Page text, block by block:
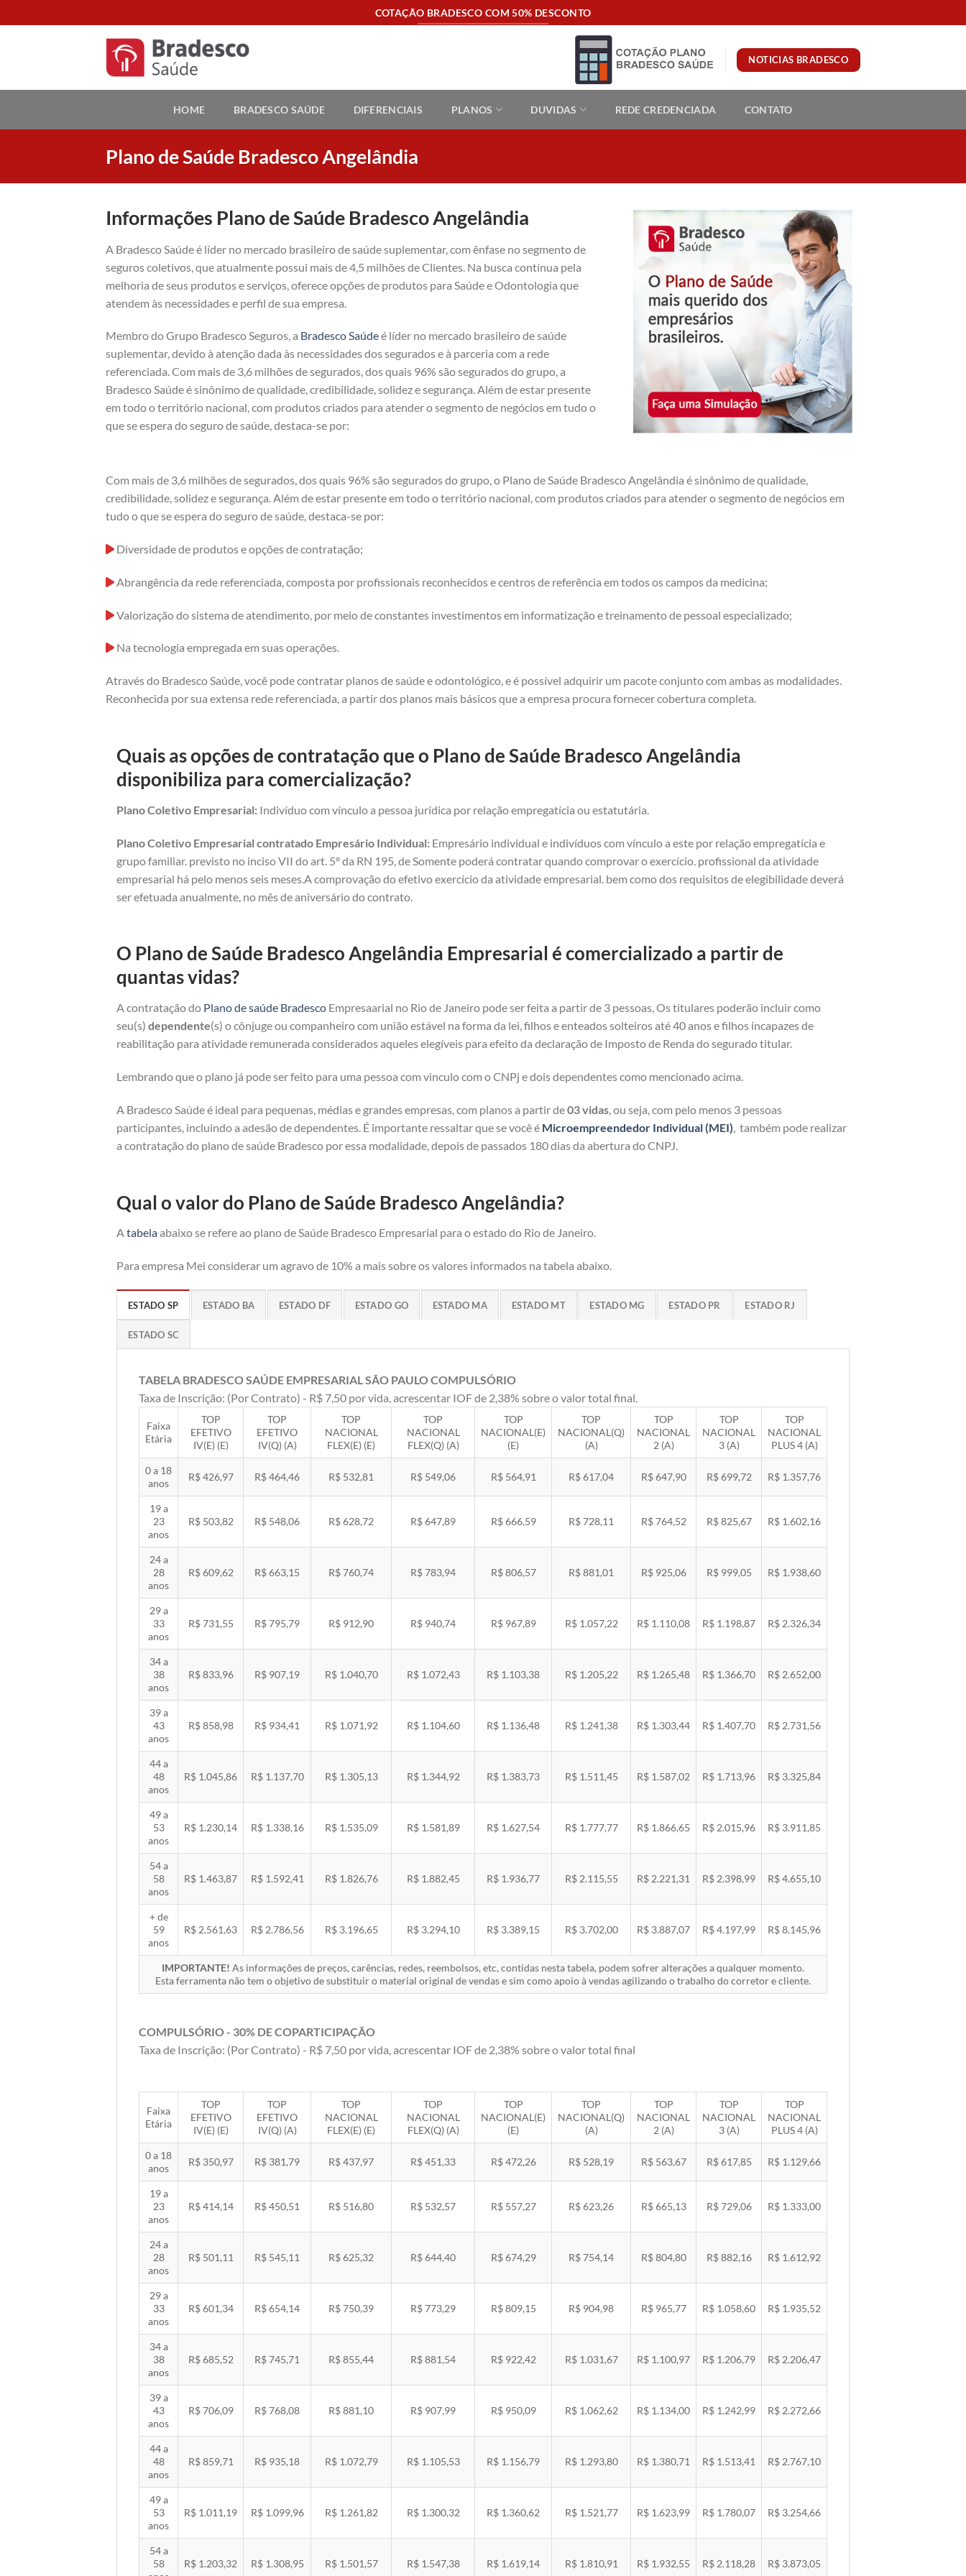
to
COTAÇÃO BRADESCO COM 50% DESCONTO
NOTICIAS BRADESCO
HOME BRADESCO SAÚDE DIFERENCIAIS PLANOS DUVIDAS REDE CREDENCIADA CONTATO
Plano de Saúde Bradesco Angelândia
Informações Plano de Saúde Bradesco Angelândia
A Bradesco Saúde é líder no mercado brasileiro de saúde suplementar, com ênfase no segmento de
seguros coletivos, que atualmente possui mais de 4,5 milhões de Clientes. Na busca contínua pela
melhoria de seus produtos e serviços, oferece opções de produtos para Saúde e Odontologia que
atendem às necessidades e perfil de sua empresa.
Membro do Grupo Bradesco Seguros, a Bradesco Saúdeé líder no mercado brasileiro de saúde
suplementar, devido à atenção dada às necessidades dos segurados e à parceria com a rede
referenciada. Com mais de 3,6 milhões de segurados, dos quais 96% são segurados do grupo, a
Bradesco Saúde é sinônimo de qualidade, credibilidade, solidez e segurança. Além de estar presente
em todo o território nacional, com produtos criados para atender o segmento de negócios em tudo o
que se espera do seguro de saúde, destaca-se por:
Com mais de 3,6 milhões de segurados, dos quais 96% são segurados do grupo, o Plano de Saúde Bradesco Angelândia é sinônimo de qualidade,
credibilidade, solidez e segurança. Além de estar presente em todo o território nacional, com produtos criados para atender o segmento de negócios em
tudo o que se espera do seguro de saúde, destaca-se por:
Diversidade de produtos e opções de contratação;
Abrangência da rede referenciada, composta por profissionais reconhecidos e centros de referência em todos os campos da medicina;
Valorização do sistema de atendimento, por meio de constantes investimentos em informatização e treinamento de pessoal especializado;
Na tecnologia empregada em suas operações.
Através do Bradesco Saúde, você pode contratar planos de saúde e odontológico, e é possível adquirir um pacote conjunto com ambas as modalidades.
Reconhecida por sua extensa rede referenciada, a partir dos planos mais básicos que a empresa procura fornecer cobertura completa.
Quais as opções de contratação que o Plano de Saúde Bradesco Angelândia
disponibiliza para comercialização?
Plano Coletivo Empresarial: Indivíduo com vínculo a pessoa jurídica por relação empregatícia ou estatutária.
Plano Coletivo Empresarial contratado Empresário Individual: Empresário individual e indivíduos com vínculo a este por relação empregatícia e
grupo familiar. previsto no inciso VII do art. 5º da RN 195, de Somente poderá contratar quando comprovar o exercício. profissional da atividade
empresarial há pelo menos seis meses.A comprovação do efetivo exercício da atividade empresarial. bem como dos requisitos de elegibilidade deverá
ser efetuada anualmente, no mês de aniversário do contrato.
O Plano de Saúde Bradesco Angelândia Empresarial é comercializado a partir de
quantas vidas?
A contratação do Plano de saúde Bradesco Empresaarial no Rio de Janeiro pode ser feita a partir de 3 pessoas, Os titulares poderão incluir como
seu(s) dependente(s) o cônjuge ou companheiro com união estável na forma da lei, filhos e enteados solteiros até 40 anos e filhos incapazes de
reabilitação para atividade remunerada considerados aqueles elegíveis para efeito da declaração de Imposto de Renda do segurado titular.
Lembrando que o plano já pode ser feito para uma pessoa com vinculo com o CNPj e dois dependentes como mencionado acima.
A Bradesco Saúde é ideal para pequenas, médias e grandes empresas, com planos a partir de03 vidas , ou seja, com pelo menos 3 pessoas
participantes, incluindo a adesão de dependentes. É importante ressaltar que se você é Microempreendedor Individual (MEI) , também pode realizar
a contratação do plano de saúde Bradesco por essa modalidade, depois de passados 180 dias da abertura do CNPJ.
Qual o valor do Plano de Saúde Bradesco Angelândia?
Atabelaabaixo se refere ao plano de Saúde Bradesco Empresarial para o estado do Rio de Janeiro.
Para empresa Mei considerar um agravo de 10% a mais sobre os valores informados na tabela abaixo.
ESTADO SP ESTADO BA ESTADO DF ESTADO GO ESTADO MA ESTADO MT ESTADO MG ESTADO PR ESTADO RJ
ESTADO SC
TABELA BRADESCO SAÚDE EMPRESARIAL SÃO PAULO COMPULSÓRIO
Taxa de Inscrição: (Por Contrato) - R$ 7,50 por vida, acrescentar IOF de 2,38% sobre o valor total final.
Faixa
Etária
TOP
EFETIVO
IV(E) (E)
TOP
EFETIVO
IV(Q) (A)
TOP
NACIONAL
FLEX(E) (E)
TOP
NACIONAL
FLEX(Q) (A)
TOP
NACIONAL(E)
(E)
TOP
NACIONAL(Q)
(A)
TOP
NACIONAL
2 (A)
TOP
NACIONAL
3 (A)
TOP
NACIONAL
PLUS 4 (A)
0 a 18
anos
R$ 426,97 R$ 464,46 R$ 532,81 R$ 549,06 R$ 564,91 R$ 617,04 R$ 647,90 R$ 699,72 R$ 1.357,76
19 a
23
anos
R$ 503,82 R$ 548,06 R$ 628,72 R$ 647,89 R$ 666,59 R$ 728,11 R$ 764,52 R$ 825,67 R$ 1.602,16
24 a
28
anos
R$ 609,62 R$ 663,15 R$ 760,74 R$ 783,94 R$ 806,57 R$ 881,01 R$ 925,06 R$ 999,05 R$ 1.938,60
29 a
33
anos
R$ 731,55 R$ 795,79 R$ 912,90 R$ 940,74 R$ 967,89 R$ 1.057,22 R$ 1.110,08 R$ 1.198,87 R$ 2.326,34
34 a
38
anos
R$ 833,96 R$ 907,19 R$ 1.040,70 R$ 1.072,43 R$ 1.103,38 R$ 1.205,22 R$ 1.265,48 R$ 1.366,70 R$ 2.652,00
39 a
43
anos
R$ 858,98 R$ 934,41 R$ 1.071,92 R$ 1.104,60 R$ 1.136,48 R$ 1.241,38 R$ 1.303,44 R$ 1.407,70 R$ 2.731,56
44 a
48
anos
R$ 1.045,86 R$ 1.137,70 R$ 1.305,13 R$ 1.344,92 R$ 1.383,73 R$ 1.511,45 R$ 1.587,02 R$ 1.713,96 R$ 3.325,84
49 a
53
anos
R$ 1.230,14 R$ 1.338,16 R$ 1.535,09 R$ 1.581,89 R$ 1.627,54 R$ 1.777,77 R$ 1.866,65 R$ 2.015,96 R$ 3.911,85
54 a
58
anos
R$ 1.463,87 R$ 1.592,41 R$ 1.826,76 R$ 1.882,45 R$ 1.936,77 R$ 2.115,55 R$ 2.221,31 R$ 2.398,99 R$ 4.655,10
+ de
59
anos
R$ 2.561,63 R$ 2.786,56 R$ 3.196,65 R$ 3.294,10 R$ 3.389,15 R$ 3.702,00 R$ 3.887,07 R$ 4.197,99 R$ 8.145,96
IMPORTANTE! As informações de preços, carências, redes, reembolsos, etc, contidas nesta tabela, podem sofrer alterações a qualquer momento.
Esta ferramenta não tem o objetivo de substituir o material original de vendas e sim como apoio à vendas agilizando o trabalho do corretor e cliente.
COMPULSÓRIO - 30% DE COPARTICIPAÇÃO
Taxa de Inscrição: (Por Contrato) - R$ 7,50 por vida, acrescentar IOF de 2,38% sobre o valor total final
Faixa
Etária
TOP
EFETIVO
IV(E) (E)
TOP
EFETIVO
IV(Q) (A)
TOP
NACIONAL
FLEX(E) (E)
TOP
NACIONAL
FLEX(Q) (A)
TOP
NACIONAL(E)
(E)
TOP
NACIONAL(Q)
(A)
TOP
NACIONAL
2 (A)
TOP
NACIONAL
3 (A)
TOP
NACIONAL
PLUS 4 (A)
0 a 18
anos
R$ 350,97 R$ 381,79 R$ 437,97 R$ 451,33 R$ 472,26 R$ 528,19 R$ 563,67 R$ 617,85 R$ 1.129,66
19 a
23
anos
R$ 414,14 R$ 450,51 R$ 516,80 R$ 532,57 R$ 557,27 R$ 623,26 R$ 665,13 R$ 729,06 R$ 1.333,00
24 a
28
anos
R$ 501,11 R$ 545,11 R$ 625,32 R$ 644,40 R$ 674,29 R$ 754,14 R$ 804,80 R$ 882,16 R$ 1.612,92
29 a
33
anos
R$ 601,34 R$ 654,14 R$ 750,39 R$ 773,29 R$ 809,15 R$ 904,98 R$ 965,77 R$ 1.058,60 R$ 1.935,52
34 a
38
anos
R$ 685,52 R$ 745,71 R$ 855,44 R$ 881,54 R$ 922,42 R$ 1.031,67 R$ 1.100,97 R$ 1.206,79 R$ 2.206,47
39 a
43
anos
R$ 706,09 R$ 768,08 R$ 881,10 R$ 907,99 R$ 950,09 R$ 1.062,62 R$ 1.134,00 R$ 1.242,99 R$ 2.272,66
44 a
48
anos
R$ 859,71 R$ 935,18 R$ 1.072,79 R$ 1.105,53 R$ 1.156,79 R$ 1.293,80 R$ 1.380,71 R$ 1.513,41 R$ 2.767,10
49 a
53
anos
R$ 1.011,19 R$ 1.099,96 R$ 1.261,82 R$ 1.300,32 R$ 1.360,62 R$ 1.521,77 R$ 1.623,99 R$ 1.780,07 R$ 3.254,66
54 a
58
R$ 1.203,32 R$ 1.308,95 R$ 1.501,57 R$ 1.547,38 R$ 1.619,14 R$ 1.810,91 R$ 1.932,55 R$ 2.118,28 R$ 3.873,05